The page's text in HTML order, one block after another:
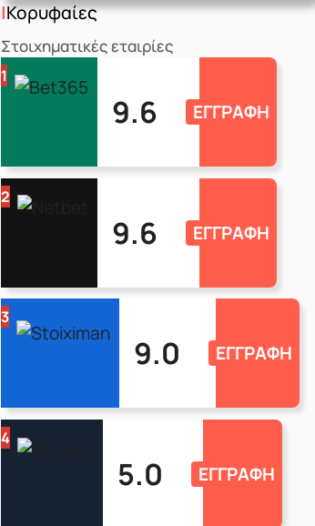
Κορυφαίες
Στοιχηματικές εταιρίες
1
9.6 ΕΓΓΡΑΦΗ
2
9.6 ΕΓΓΡΑΦΗ
3
9.0 ΕΓΓΡΑΦΗ
4
5.0 ΕΓΓΡΑΦΗ